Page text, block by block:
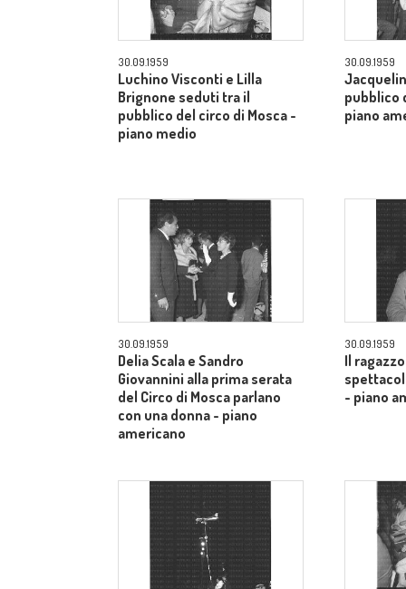
30.09.1959
Luchino Visconti e Lilla
Brignone seduti tra il
pubblico del circo di Mosca -
piano medio
30.09.1959
pubblico
piano
30.09.1959
Delia Scala e Sandro
Giovannini alla prima serata
del Circo di Mosca parlano
con una donna - piano
americano
30.09.1959
Il
- piano